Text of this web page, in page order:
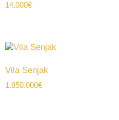
14.000€
Vila Senjak
1.850.000€